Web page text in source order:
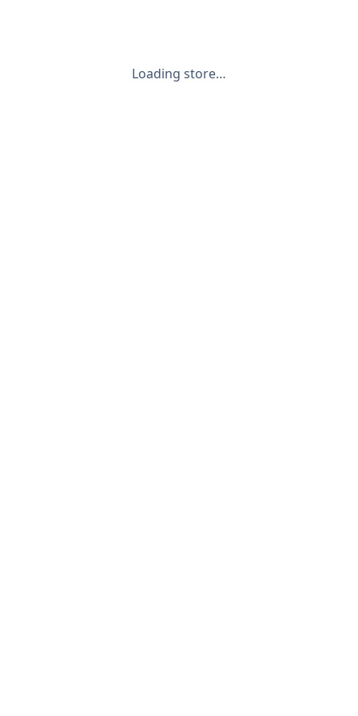
Loading store…